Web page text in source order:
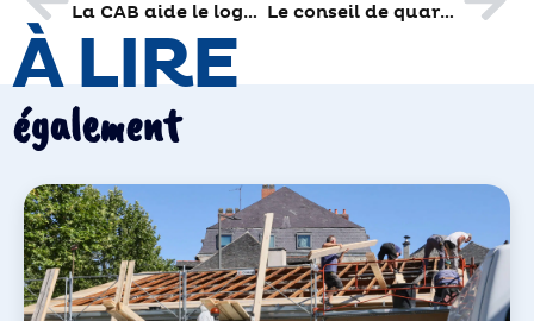
La CAB aide le logement social et soutient l’accession à la propriété Le conseil de quartier « grand centre » se fait force de propositions
À LIRE
également